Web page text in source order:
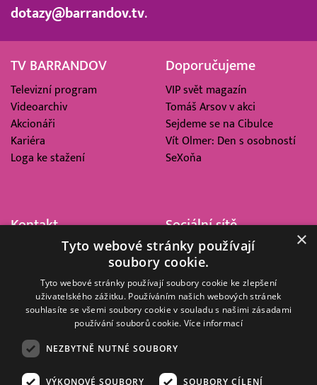
dotazy@barrandov.tv.
TV BARRANDOV
Televizní program
Videoarchiv
Akcionáři
Kariéra
Loga ke stažení
Doporučujeme
VIP svět magazín
Tomáš Arsov v akci
Sejdeme se na Cibulce
Vít Olmer: Den s osobností
SeXoňa
Kontakt
Barrandov Televizní Studio,
Kříženeckého nám. 322
152 00 Praha 5
IČ 416 93 311
Sociální sítě
×
Tyto webové stránky používají
soubory cookie.
Tyto webové stránky používají soubory cookie ke zlepšení
uživatelského zážitku. Používáním našich webových stránek
souhlasíte se všemi soubory cookie v souladu s našimi zásadami
používání souborů cookie. Více informací
NEZBYTNĚ NUTNÉ SOUBORY
VÝKONOVÉ SOUBORY SOUBORY CÍLENÍ